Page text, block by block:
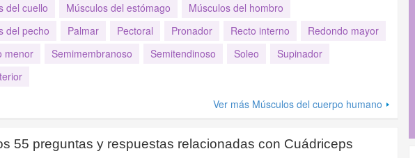
del cuello
Músculos del estómago
Músculos del hombro
del pecho
Palmar Pectoral Pronador Recto interno
Redondo mayor
menor
Semimembranoso Semitendinoso Soleo
Supinador
Ver más Músculos del cuerpo humano
55 preguntas y respuestas relacionadas con Cuádriceps